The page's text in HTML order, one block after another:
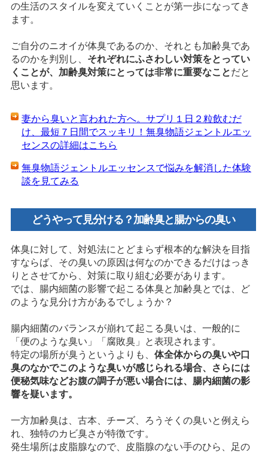
の生活のスタイルを変えていくことが第一歩になってき
ます。
ご自分のニオイが体臭であるのか、それとも加齢臭であ
るのかを判別し、 それぞれにふさわしい対策をとってい
くことが、加齢臭対策にとっては非常に重要なことだと
思います。
妻から臭いと言われた方へ。サプリ１日２粒飲むだ
け、最短７日間でスッキリ！無臭物語ジェントルエッ
センスの詳細はこちら
無臭物語ジェントルエッセンスで悩みを解消した体験
談を見てみる
どうやって見分ける？加齢臭と腸からの臭い
体臭に対して、対処法にとどまらず根本的な解決を目指
すならば、その臭いの原因は何なのかできるだけはっき
りとさせてから、対策に取り組む必要があります。
では、腸内細菌の影響で起こる体臭と加齢臭とでは、ど
のような見分け方があるでしょうか？
腸内細菌のバランスが崩れて起こる臭いは、一般的に
「便のような臭い」「腐敗臭」と表現されます。
特定の場所が臭うというよりも、 体全体からの臭いや口
臭のなかでこのような臭いが感じられる場合、さらには
便秘気味などお腹の調子が悪い場合には、腸内細菌の影
響を疑います。
一方加齢臭は、古本、チーズ、ろうそくの臭いと例えら
れ、独特のカビ臭さが特徴です。
発生場所は皮脂腺なので、皮脂腺のない手のひら、足の